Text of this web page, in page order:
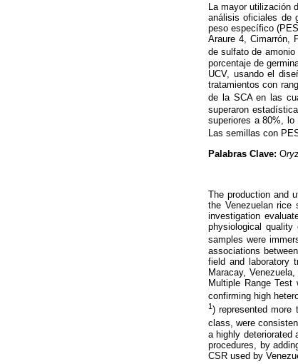
La mayor
análisis oficiales de
peso específico
Araure 4, Cimarrón,
de sulfato de
porcentaje de
UCV, usando el
tratamientos con
de la SCA en las
superaron
superiores a 80%, lo
Las semillas con
Palabras Clave: O
The production and
the Venezuelan rice
investigation
physiological quality
samples were
associations
field and laboratory
Maracay,
Multiple Range
confirming high
1) represented
class, were
a highly deteriorated
procedures, by
CSR used by